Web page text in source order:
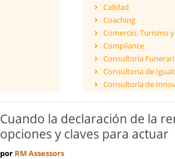
Calidad
Coaching
Comercio, Turismo
Compliance
Consultoría
Consultoría de
Consultoría de
Eficiencia Energética
Financiación de
Cuando la declaración de la
opciones y claves para actuar
por RM Assessors